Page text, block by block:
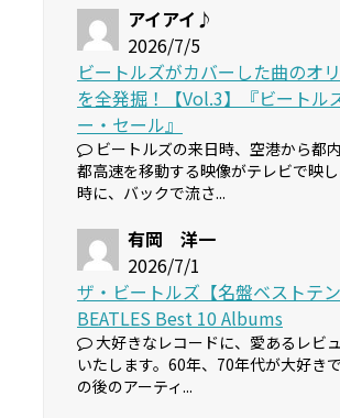
アイアイ♪
2026/7/5
ビートルズがカバーした曲のオ
を全発掘！【Vol.3】『ビートル
ー・セール』
ビートルズの来日時、空港から都
都高速を移動する映像がテレビで映
時に、バックで流さ...
有岡 洋一
2026/7/1
ザ・ビートルズ【名盤ベストテ
BEATLES Best 10 Albums
大好きなレコードに、愛あるレビ
いたします。60年、70年代が大好き
の後のアーティ...